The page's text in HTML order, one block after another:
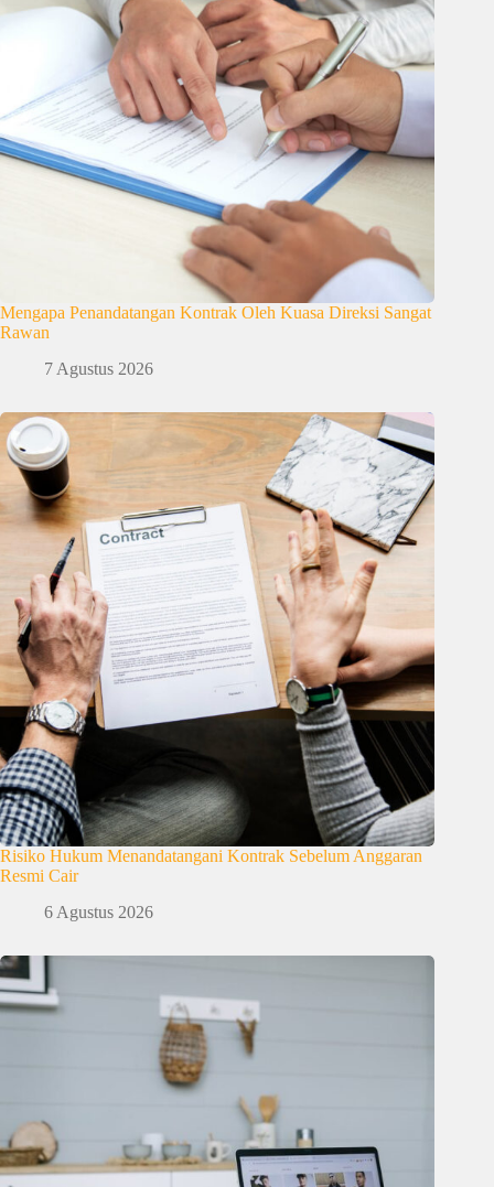
Mengapa Penandatangan Kontrak Oleh Kuasa Direksi Sangat
Rawan
7 Agustus 2026
Risiko Hukum Menandatangani Kontrak Sebelum Anggaran
Resmi Cair
6 Agustus 2026